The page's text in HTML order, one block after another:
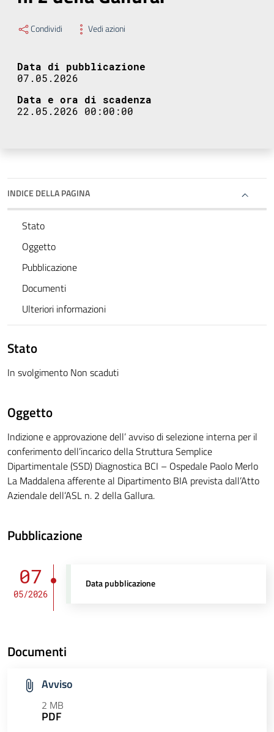
Condividi Vedi azioni
Data di pubblicazione
07.05.2026
Data e ora di scadenza
22.05.2026 00:00:00
INDICE DELLA PAGINA
Stato
Oggetto
Pubblicazione
Documenti
Ulteriori informazioni
Stato
In svolgimento Non scaduti
Oggetto
Indizione e approvazione dell’ avviso di selezione interna per il
conferimento dell’incarico della Struttura Semplice
Dipartimentale (SSD) Diagnostica BCI – Ospedale Paolo Merlo
La Maddalena afferente al Dipartimento BIA prevista dall’Atto
Aziendale dell’ASL n. 2 della Gallura.
Pubblicazione
07
05/2026
Data pubblicazione
Documenti
Avviso
2 MB
PDF